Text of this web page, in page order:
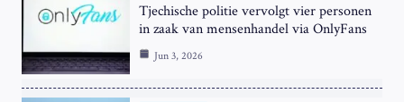
Tjechische politie vervolgt vier personen
in zaak van mensenhandel via OnlyFans
Jun 3, 2026